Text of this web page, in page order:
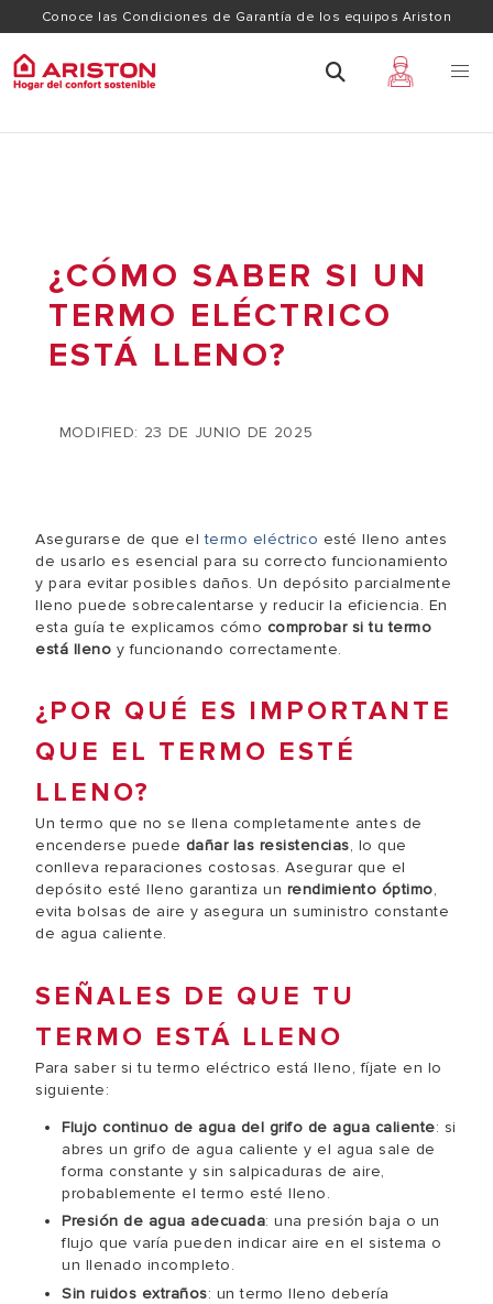
Conoce las Condiciones de Garantía de los equipos Ariston
¿CÓMO SABER SI UN
TERMO ELÉCTRICO
ESTÁ LLENO?
MODIFIED: 23 DE JUNIO DE 2025
Asegurarse de que eltermo eléctrico esté lleno antes
de usarlo es esencial para su correcto funcionamiento
y para evitar posibles daños. Un depósito parcialmente
lleno puede sobrecalentarse y reducir la eficiencia. En
esta guía te explicamos cómo comprobar si tu termo
está lleno y funcionando correctamente.
¿POR QUÉ ES IMPORTANTE
QUE EL TERMO ESTÉ
LLENO?
Un termo que no se llena completamente antes de
encenderse puede dañar las resistencias, lo que
conlleva reparaciones costosas. Asegurar que el
depósito esté lleno garantiza un rendimiento óptimo,
evita bolsas de aire y asegura un suministro constante
de agua caliente.
SEÑALES DE QUE TU
TERMO ESTÁ LLENO
Para saber si tu termo eléctrico está lleno, fíjate en lo
siguiente:
Flujo continuo de agua del grifo de agua caliente: si
abres un grifo de agua caliente y el agua sale de
forma constante y sin salpicaduras de aire,
probablemente el termo esté lleno.
Presión de agua adecuada: una presión baja o un
flujo que varía pueden indicar aire en el sistema o
un llenado incompleto.
Sin ruidos extraños: un termo lleno debería